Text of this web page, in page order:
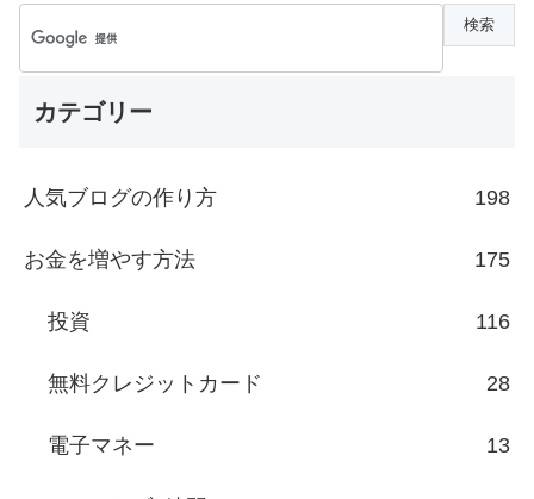
カテゴリー
人気ブログの作り方 198
お金を増やす方法 175
投資 116
無料クレジットカード 28
電子マネー 13